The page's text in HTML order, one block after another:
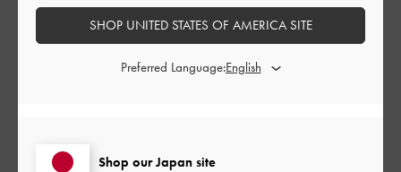
とても良かった
Shop our Japan site
SHOP UNITED STATES OF AMERICA SITE
Preferred Language: